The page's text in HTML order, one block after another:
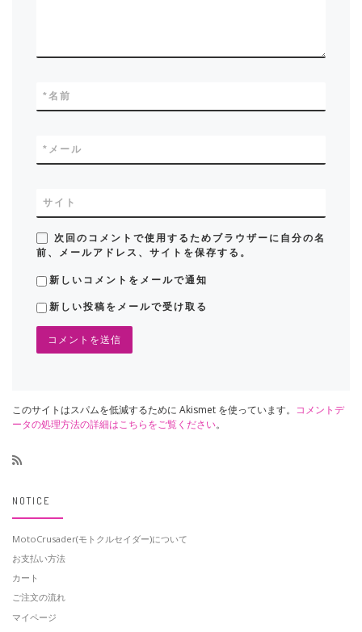
名前
*
メール
*
サイト
次回のコメントで使用するためブラウザーに自分の名
前、メールアドレス、サイトを保存する。
新しいコメントをメールで通知
新しい投稿をメールで受け取る
このサイトはスパムを低減するために Akismet を使っています。 コメントデ
ータの処理方法の詳細はこちらをご覧ください。
NOTICE
MotoCrusader(モトクルセイダー)について
お支払い方法
カート
ご注文の流れ
マイページ